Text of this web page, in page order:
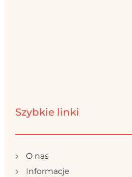
Szybkie linki
O nas
Informacje